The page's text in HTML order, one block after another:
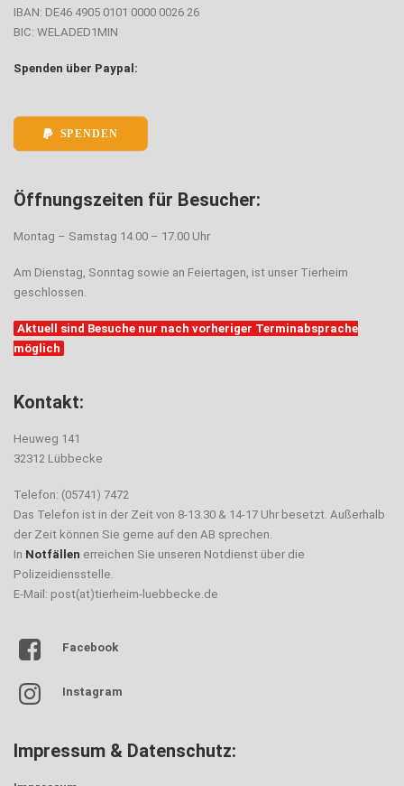
IBAN: DE46 4905 0101 0000 0026 26
BIC: WELADED1MIN
Spenden über Paypal:
SPENDEN
Öffnungszeiten für Besucher:
Montag – Samstag 14.00 – 17.00 Uhr
Am Dienstag, Sonntag sowie an Feiertagen, ist unser Tierheim
geschlossen.
Aktuell sind Besuche nur nach vorheriger Terminabsprache
möglich
Kontakt:
Heuweg 141
32312 Lübbecke
Telefon: (05741) 7472
Das Telefon ist in der Zeit von 8-13.30 & 14-17 Uhr besetzt. Außerhalb
der Zeit können Sie gerne auf den AB sprechen.
In Notfällen erreichen Sie unseren Notdienst über die
Polizeidiensstelle.
E-Mail: post(at)tierheim-luebbecke.de
Facebook
Instagram
Impressum & Datenschutz: